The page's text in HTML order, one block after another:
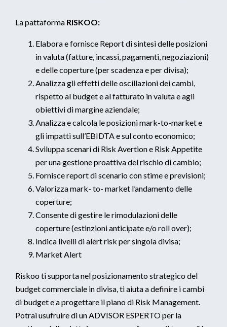
La pattaforma RISKOO:
Elabora e fornisce Report di sintesi delle posizioni
in valuta (fatture, incassi, pagamenti, negoziazioni)
e delle coperture (per scadenza e per divisa);
Analizza gli effetti delle oscillazioni dei cambi,
rispetto al budget e al fatturato in valuta e agli
obiettivi di margine aziendale;
Analizza e calcola le posizioni mark-to-market e
gli impatti sull’EBIDTA e sul conto economico;
Sviluppa scenari di Risk Avertion e Risk Appetite
per una gestione proattiva del rischio di cambio;
Fornisce report di scenario con stime e previsioni;
Valorizza mark- to- market l’andamento delle
coperture;
Consente di gestire le rimodulazioni delle
coperture (estinzioni anticipate e/o roll over);
Indica livelli di alert risk per singola divisa;
Market Alert
Riskoo ti supporta nel posizionamento strategico del
budget commerciale in divisa, ti aiuta a definire i cambi
di budget e a progettare il piano di Risk Management.
Potrai usufruire di un ADVISOR ESPERTO per la